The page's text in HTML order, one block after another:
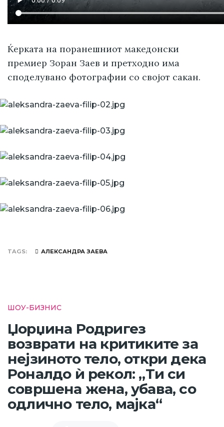
Ќерката на поранешниот македонски
премиер Зоран Заев и претходно има
споделувано фотографии со својот сакан.
TAGS АЛЕКСАНДРА ЗАЕВА
ШОУ-БИЗНИС
Џорџина Родригез
возврати на критиките за
нејзиното тело, откри дека
Роналдо ѝ рекол: „Ти си
совршена жена, убава, со
одлично тело, мајка“